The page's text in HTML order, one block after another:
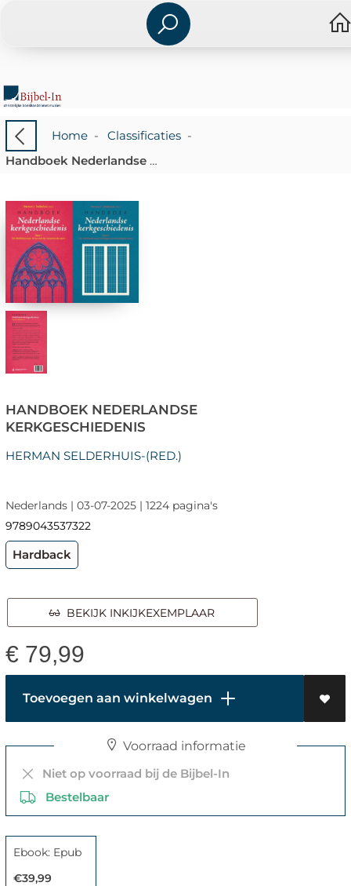
Home- Classificaties-
Handboek Nederlandse kerkgeschiedenis
HANDBOEK NEDERLANDSE
KERKGESCHIEDENIS
HERMAN SELDERHUIS-(RED.)
Nederlands | 03-07-2025 | 1224 pagina's
9789043537322
Hardback
BEKIJK INKIJKEXEMPLAAR
€ 79,99
Toevoegen aan winkelwagen
Voorraad informatie
Niet op voorraad bij de Bijbel-In
Bestelbaar
Ebook: Epub
€39,99